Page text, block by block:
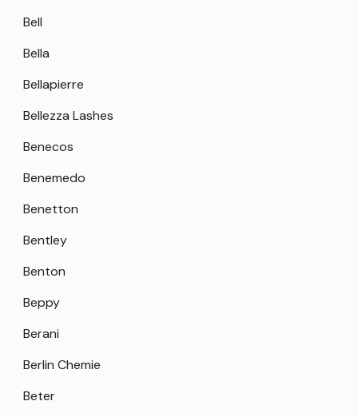
Bell
Bella
Bellapierre
Bellezza Lashes
Benecos
Benemedo
Benetton
Bentley
Benton
Beppy
Berani
Berlin Chemie
Beter